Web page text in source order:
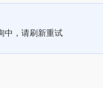
中，请刷新重试